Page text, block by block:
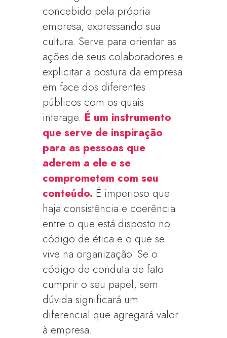
concebido pela própria
empresa, expressando sua
cultura. Serve para orientar as
ações de seus colaboradores e
explicitar a postura da empresa
em face dos diferentes
públicos com os quais
interage. É um instrumento
que serve de inspiração
para as pessoas que
aderem a ele e se
comprometem com seu
conteúdo. É imperioso que
haja consistência e coerência
entre o que está disposto no
código de ética e o que se
vive na organização. Se o
código de conduta de fato
cumprir o seu papel, sem
dúvida significará um
diferencial que agregará valor
à empresa.